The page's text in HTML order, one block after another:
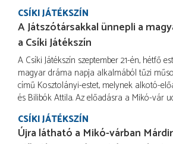
CSÍKI JÁTÉKSZÍN
A Játszótársakkal ünnepli a
a Csíki Játékszín
A Csíki Játékszín szeptember 21-én, hétfő
magyar dráma napja alkalmából tűzi
című Kosztolányi-estet, melynek alkotó-
és Bilibók Attila. Az előadásra a Mikó-vár
CSÍKI JÁTÉKSZÍN
Újra látható a Mikó-várban